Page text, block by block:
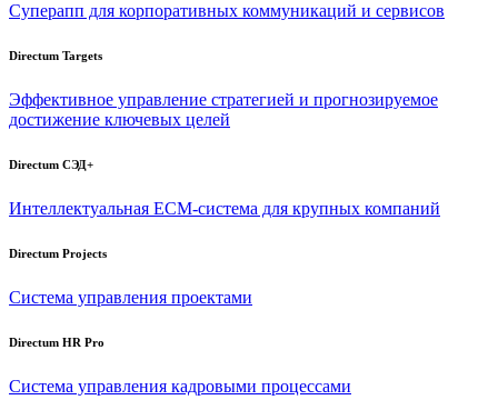
Суперапп для корпоративных коммуникаций и сервисов
Directum Targets
Эффективное управление стратегией и прогнозируемое
достижение ключевых целей
Directum СЭД+
Интеллектуальная ECM-система для крупных компаний
Directum Projects
Система управления проектами
Directum HR Pro
Система управления кадровыми процессами